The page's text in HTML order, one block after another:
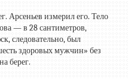
Арсеньев измерил его. Тело
— в 28 сантиметров,
следовательно, был
здоровых мужчин» без
берег.